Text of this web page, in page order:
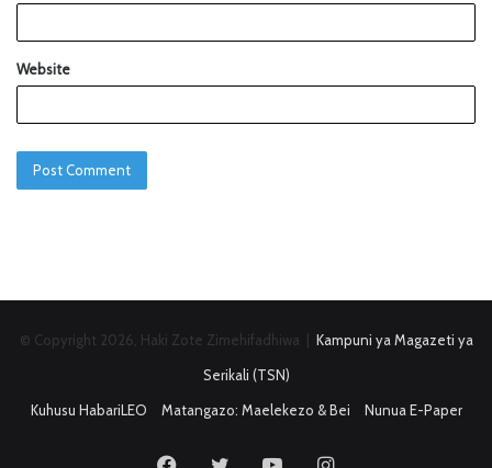
Website
© Copyright 2026, Haki Zote Zimehifadhiwa | Kampuni ya Magazeti ya
Serikali (TSN)
Kuhusu HabariLEO
Matangazo: Maelekezo & Bei Nunua E-Paper